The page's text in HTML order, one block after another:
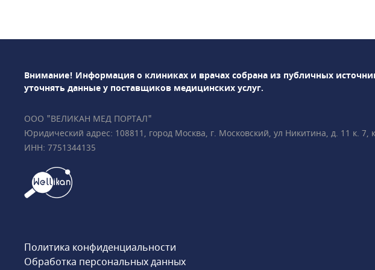
многочисленным направлениям.Среди
Magnetom Skyra 3 Тл, компьютерные
томографы Siemens Definition 64 и
BrightView Philips для проведения ОФЭКТ
консультации у академиков, членов РАН,
Внимание! Информация о клиниках и врачах собрана из публичных
уточнять данные у поставщиков медицинских услуг.
ООО "ВЕЛИКАН МЕД ПОРТАЛ"
Юридический адрес: 108811, город Москва, г. Московский, ул Никитина, д. 11 к. 7,
ИНН: 7751344135
Политика конфиденциальности
Обработка персональных данных